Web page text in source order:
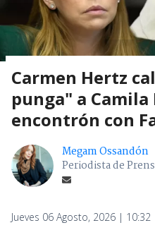
Carmen Hertz
punga" a
encontrón con
Megam Ossandón
Periodista de
Jueves 06 Agosto, 2026 | 10:32